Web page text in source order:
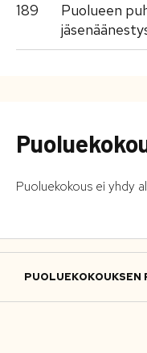
189
Puolueen
Puoluekokous ei yhdy
PUOLUEKOKOUKSEN